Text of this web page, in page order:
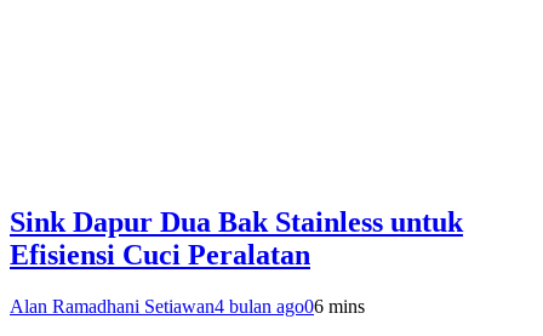
Sink Dapur Dua Bak Stainless untuk
Efisiensi Cuci Peralatan
Alan Ramadhani Setiawan4 bulan ago06 mins